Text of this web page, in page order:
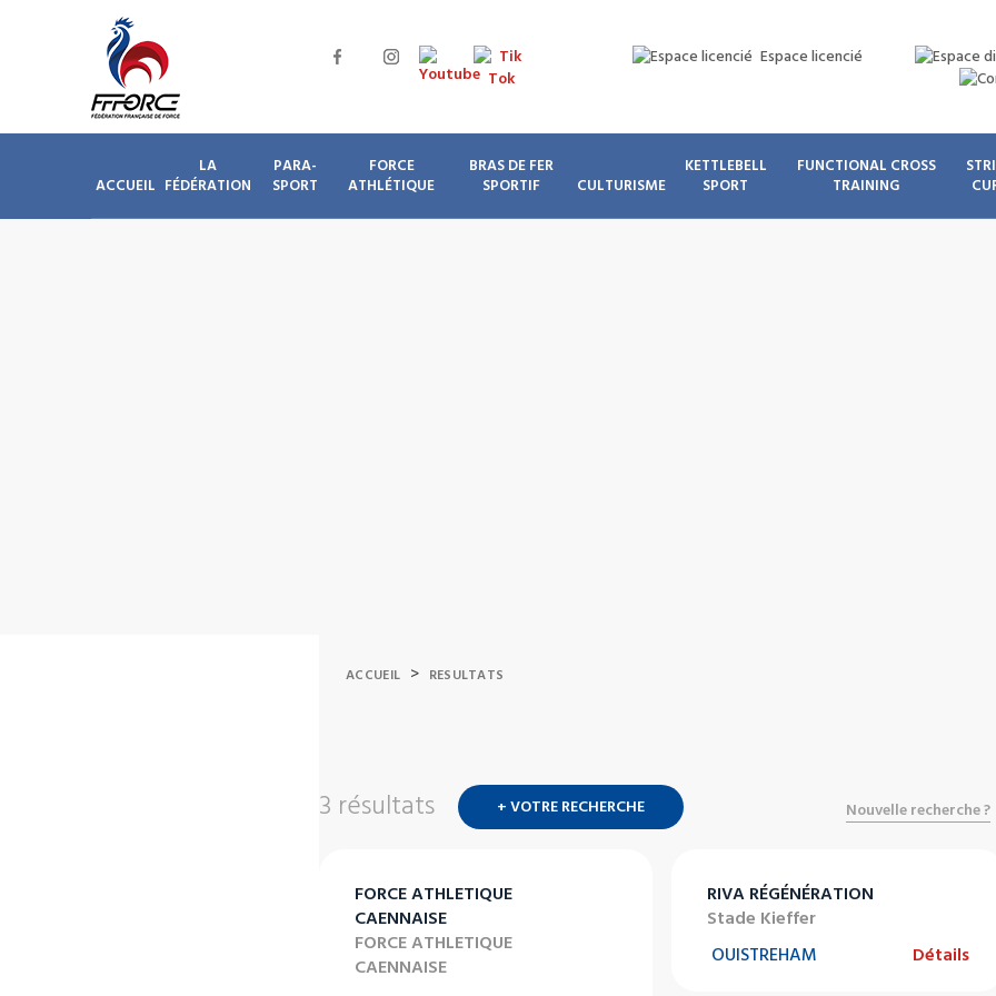
Espace licencié
ACCUEIL
LA
FÉDÉRATION
PARA-
SPORT
FORCE
ATHLÉTIQUE
BRAS DE FER
SPORTIF
CULTURISME
KETTLEBELL
SPORT
FUNCTIONAL CROSS
TRAINING
ACCUEIL > RESULTATS
3 résultats + VOTRE RECHERCHE Nouvelle recherche ?
FORCE ATHLETIQUE
CAENNAISE
FORCE ATHLETIQUE
CAENNAISE
RIVA RÉGÉNÉRATION
Stade Kieffer
OUISTREHAM
Détails